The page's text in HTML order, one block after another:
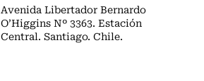
Avenida Libertador Bernardo
O’Higgins Nº 3363. Estación
Central. Santiago. Chile.